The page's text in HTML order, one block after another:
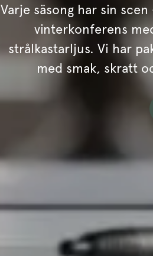
Varje säsong har sin
vinterkonferens
strålkastarljus. Vi har
med smak, skratt